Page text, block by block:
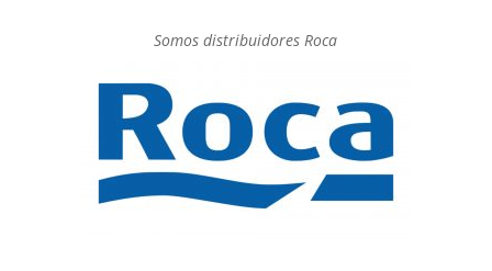
Somos distribuidores Roca